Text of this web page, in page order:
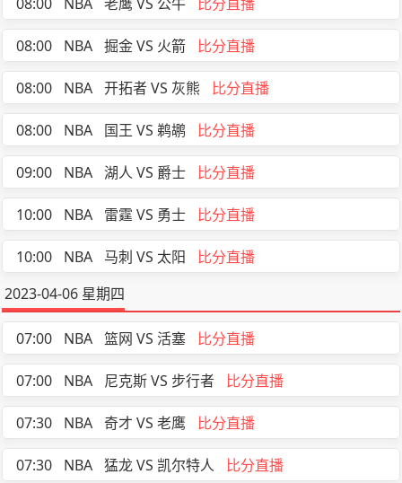
08:00 NBA 掘金 VS 火箭 比分直播
08:00 NBA 开拓者 VS 灰熊 比分直播
08:00 NBA 国王 VS 鹈鹕 比分直播
09:00 NBA 湖人 VS 爵士 比分直播
10:00 NBA 雷霆 VS 勇士 比分直播
10:00 NBA 马刺 VS 太阳
比分直播
2023-04-06 星期四
07:00 NBA 篮网 VS 活塞 比分直播
07:00 NBA 尼克斯 VS 步行者 比分直播
07:30 NBA 奇才 VS 老鹰 比分直播
07:30 NBA 猛龙 VS 凯尔特人 比分直播